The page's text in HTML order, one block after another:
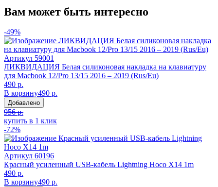
Вам может быть интересно
-49%
Артикул 59001
ЛИКВИДАЦИЯ Белая силиконовая накладка на клавиатуру
для Macbook 12/Pro 13/15 2016 – 2019 (Rus/Eu)
490 р.
В корзину490 р.
Добавлено
956 р.
купить в 1 клик
-72%
Артикул 60196
Красный усиленный USB-кабель Lightning Hoco X14 1m
490 р.
В корзину490 р.